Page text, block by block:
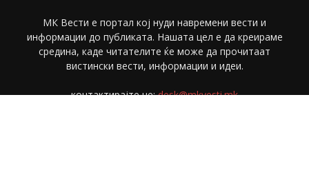
МК Вести е портал коj нуди навремени вести и
информации до публиката. Нашата цел е да креираме
средина, каде читателите ќе може да прочитаат
вистински вести, информации и идеи.
контактирајте не:desk@mkvesti.mk